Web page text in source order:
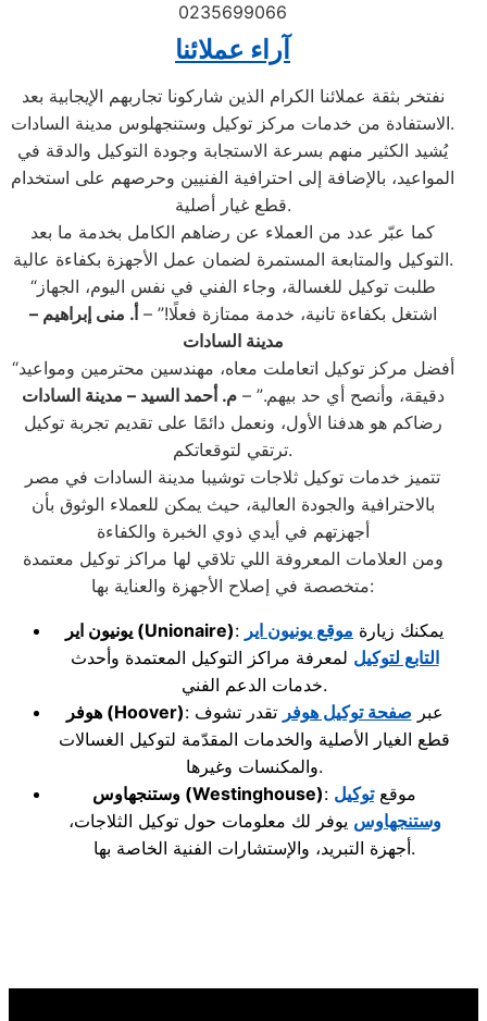
0235699066
آراء عملائنا
نفتخر بثقة عملائنا الكرام الذين شاركونا تجاربهم الإيجابية بعد
الاستفادة من خدمات مركز توكيل وستنجهلوس مدينة السادات.
يُشيد الكثير منهم بسرعة الاستجابة وجودة التوكيل والدقة في
المواعيد، بالإضافة إلى احترافية الفنيين وحرصهم على استخدام
قطع غيار أصلية.
كما عبّر عدد من العملاء عن رضاهم الكامل بخدمة ما بعد
التوكيل والمتابعة المستمرة لضمان عمل الأجهزة بكفاءة عالية.
“طلبت توكيل للغسالة، وجاء الفني في نفس اليوم، الجهاز
اشتغل بكفاءة تانية، خدمة ممتازة فعلًا!” – أ. منى إبراهيم –
مدينة السادات
“أفضل مركز توكيل اتعاملت معاه، مهندسين محترمين ومواعيد
دقيقة، وأنصح أي حد بيهم.” –م. أحمد السيد – مدينة السادات
رضاكم هو هدفنا الأول، ونعمل دائمًا على تقديم تجربة توكيل
ترتقي لتوقعاتكم.
تتميز خدمات توكيل ثلاجات توشيبا مدينة السادات في مصر
بالاحترافية والجودة العالية، حيث يمكن للعملاء الوثوق بأن
أجهزتهم في أيدي ذوي الخبرة والكفاءة
ومن العلامات المعروفة اللي تلاقي لها مراكز توكيل معتمدة
متخصصة في إصلاح الأجهزة والعناية بها:
يونيون اير (Unionaire) : يمكنك زيارة موقع يونيون اير
التابع لتوكيل لمعرفة مراكز التوكيل المعتمدة وأحدث
خدمات الدعم الفني.
هوفر(Hoover) : عبر صفحة توكيل هوفر تقدر تشوف
قطع الغيار الأصلية والخدمات المقدّمة لتوكيل الغسالات
والمكنسات وغيرها.
وستنجهاوس (Westinghouse) : موقعتوكيل
وستنجهاوس يوفر لك معلومات حول توكيل الثلاجات،
أجهزة التبريد، والإستشارات الفنية الخاصة بها.